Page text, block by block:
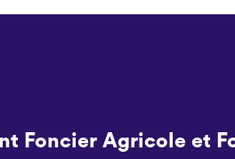
Foncier Agricole et